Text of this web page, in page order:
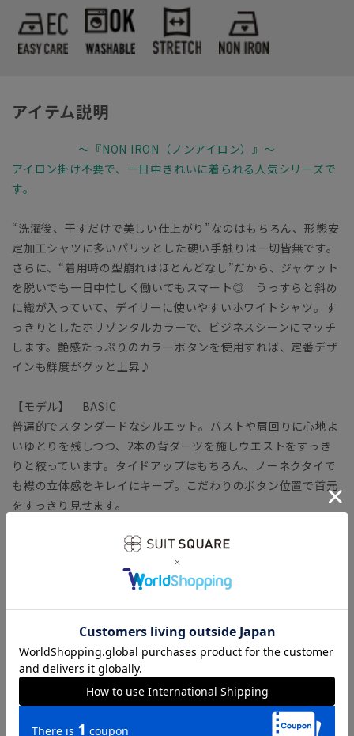
アイテム説明
～『NON IRON（ノンアイロン）』～
アイロン掛け不要で、一日中きれいに着られる人気シリーズで
す。
“洗濯後、干すだけで美しい仕上がり”なのはもちろん、形態安
定加工シャツに多いパリッとした硬い手触りは一切皆無です。
さらに、“着用時の型崩れはほとんどなし”だから、ジャケット
を脱いでも一日中忙しく働いてもスマート◎ うっすらと斜め
に織が入っていて、デイリーに使いやすいホワイトシャツ。す
っきりとしたホリゾンタルカラーで、ビジネスシーンにマッチ
します。艶感たっぷりのカラーボタンを使用すれば、定番デザ
インも鮮度がグッと上昇♪
【モデル】 BASIC
普遍的でスタンダードなシルエット。バストや肩回りに心地よ
いゆとりを残しつつ、2本の背ダーツを施しウエストをすっき
りと絞っています。タイドアップはもちろん、ノーネクタイで
も襟の立体感をキレイにキープ。こだわりのボタン位置で首元
をすっきり見せます。
柔らかな肌触りのコットン100％使用。さらに伸縮性に優れた
ストレッチ性で心地よく体にフィットします。
NON IRON（ノンアイロン）／言葉通り“アイロン掛けが不
要”な、画期的な『NON IRON』ドレスシャツです。コットン
100％のソフトな風合いはそのままに機能性を高めました。脇
やアームホールなどのシワになりやすい部分に、薄い芯地を挟
み込んだ特殊な“テープ縫製”を施し補強しました。